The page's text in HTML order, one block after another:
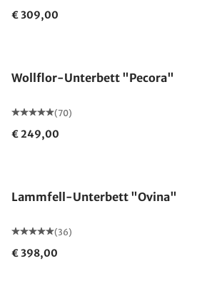
€ 309,00
Wollflor-Unterbett "Pecora"
(70)
€ 249,00
Lammfell-Unterbett "Ovina"
(36)
€ 398,00